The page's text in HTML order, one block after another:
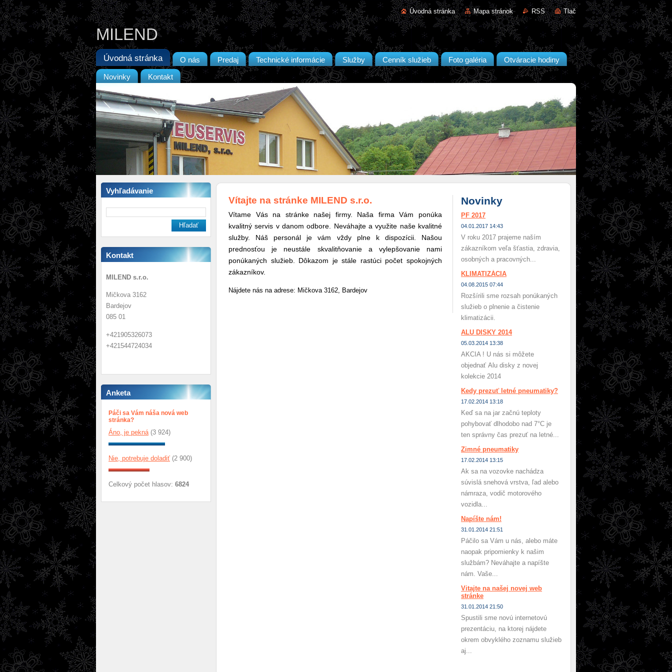
Úvodná stránka Mapa stránok RSS Tlač
MILEND
Úvodná stránka O nás Predaj Technické informácie Služby Cenník služieb Foto galéria Otváracie hodiny
Novinky Kontakt
Vyhľadávanie
Kontakt
MILEND s.r.o.
Mičkova 3162
Bardejov
085 01
+421905326073
+421544724034
Anketa
Páči sa Vám náša nová web
stránka?
Áno, je pekná (3 924)
Nie, potrebuje doladiť (2 900)
Celkový počet hlasov: 6824
Vítajte na stránke MILEND s.r.o.
Vítame Vás na stránke našej firmy. Naša firma Vám ponúka
kvalitný servis v danom odbore. Neváhajte a využite naše kvalitné
služby. Náš personál je vám vždy plne k dispozícii. Našou
prednosťou je neustále skvalitňovanie a vylepšovanie nami
ponúkaných služieb. Dôkazom je stále rastúci počet spokojných
zákazníkov.
Nájdete nás na adrese: Mičkova 3162, Bardejov
Novinky
PF 2017
04.01.2017 14:43
V roku 2017 prajeme naším
zákazníkom veľa šťastia, zdravia,
osobných a pracovných...
KLIMATIZÁCIA
04.08.2015 07:44
Rozšírili sme rozsah ponúkaných
služieb o plnenie a čistenie
klimatizácii.
ALU DISKY 2014
05.03.2014 13:38
AKCIA ! U nás si môžete
objednať Alu disky z novej
kolekcie 2014
Kedy prezuť letné pneumatiky?
17.02.2014 13:18
Keď sa na jar začnú teploty
pohybovať dlhodobo nad 7°C je
ten správny čas prezuť na letné...
Zimné pneumatiky
17.02.2014 13:15
Ak sa na vozovke nachádza
súvislá snehová vrstva, ľad alebo
námraza, vodič motorového
vozidla...
Napíšte nám!
31.01.2014 21:51
Páčilo sa Vám u nás, alebo máte
naopak pripomienky k našim
službám? Neváhajte a napíšte
nám. Vaše...
Vitajte na našej novej web
stránke
31.01.2014 21:50
Spustili sme novú internetovú
prezentáciu, na ktorej nájdete
okrem obvyklého zoznamu služieb
aj...